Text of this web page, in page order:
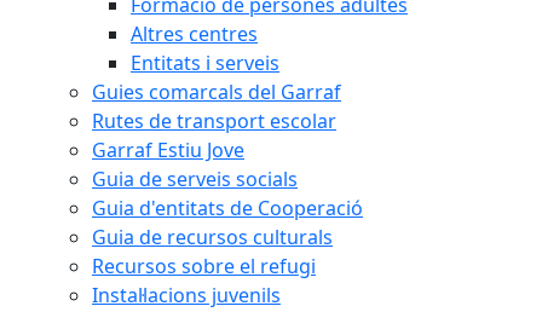
Altres centres
Entitats i serveis
Guies comarcals del Garraf
Rutes de transport escolar
Garraf Estiu Jove
Guia de serveis socials
Guia d'entitats de Cooperació
Guia de recursos culturals
Recursos sobre el refugi
Instal·lacions juvenils